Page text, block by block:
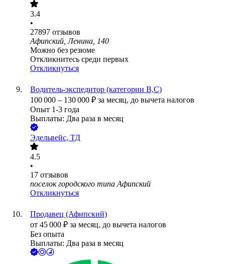
3.4
•
27897 отзывов
Афипский, Ленина, 140
Можно без резюме
Откликнитесь среди первых
Откликнуться
Водитель-экспедитор (категории В,С)
100 000 – 130 000 ₽ за месяц, до вычета налогов
Опыт 1-3 года
Выплаты: Два раза в месяц
Эдельвейс, ТД
4.5
•
17 отзывов
поселок городского типа Афипский
Откликнуться
Продавец (Афипский)
от 45 000 ₽ за месяц, до вычета налогов
Без опыта
Выплаты: Два раза в месяц